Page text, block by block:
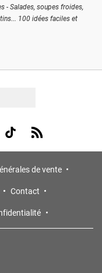
- Salades, soupes froides,
100 idées faciles et
on Youtube
Visit us on Tiktok
Visit us on Rss
de vente
Contact